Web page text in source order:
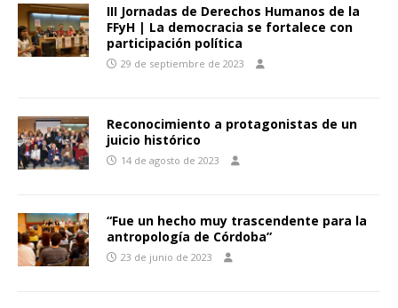
III Jornadas de Derechos Humanos de la
FFyH | La democracia se fortalece con
participación política
29 de septiembre de 2023
Reconocimiento a protagonistas de un
juicio histórico
14 de agosto de 2023
“Fue un hecho muy trascendente para la
antropología de Córdoba”
23 de junio de 2023